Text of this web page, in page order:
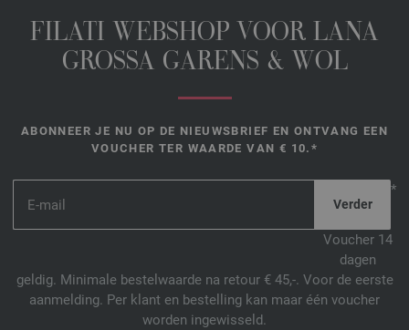
FILATI WEBSHOP VOOR LANA
GROSSA GARENS & WOL
ABONNEER JE NU OP DE NIEUWSBRIEF EN ONTVANG EEN
VOUCHER TER WAARDE VAN € 10.*
*
Voucher 14
dagen
geldig. Minimale bestelwaarde na retour € 45,-. Voor de eerste
aanmelding. Per klant en bestelling kan maar één voucher
worden ingewisseld.